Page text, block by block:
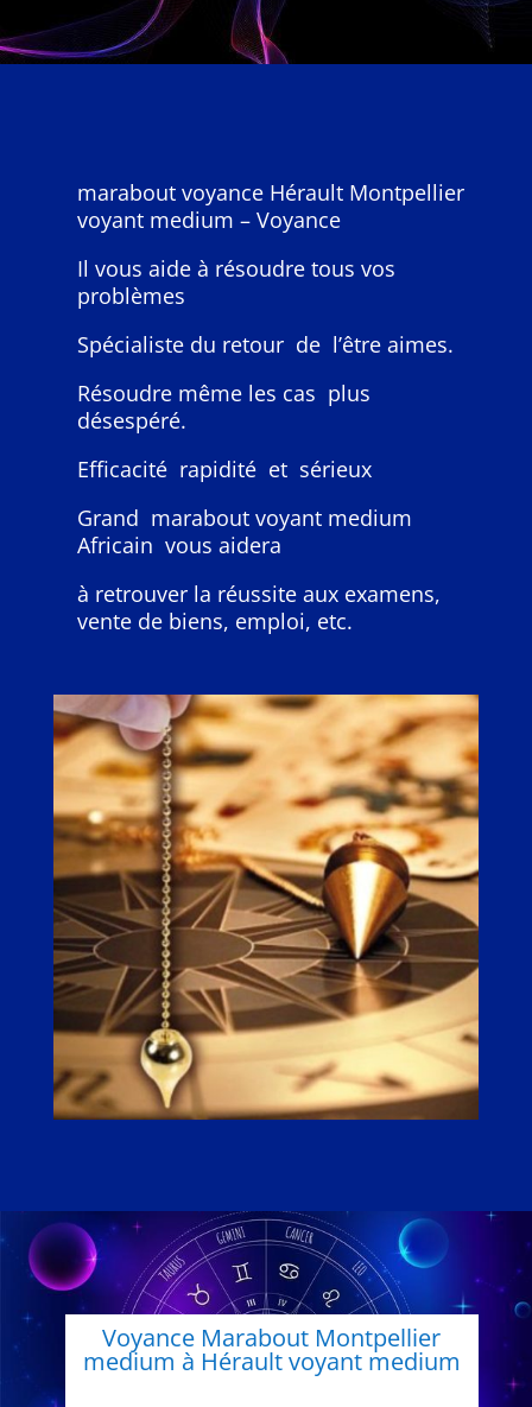
marabout voyance Hérault Montpellier
voyant medium – Voyance
Il vous aide à résoudre tous vos
problèmes
Spécialiste du retour de l’être aimes.
Résoudre même les cas plus
désespéré.
Efficacité rapidité et sérieux
Grand marabout voyant medium
Africain vous aidera
à retrouver la réussite aux examens,
vente de biens, emploi, etc.
Voyance Marabout Montpellier
medium à Hérault voyant medium